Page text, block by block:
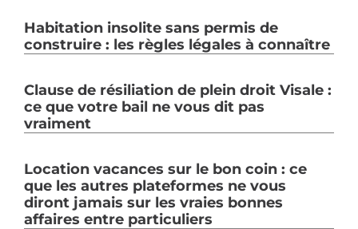
Habitation insolite sans permis de
construire : les règles légales à connaître
Clause de résiliation de plein droit Visale :
ce que votre bail ne vous dit pas
vraiment
Location vacances sur le bon coin : ce
que les autres plateformes ne vous
diront jamais sur les vraies bonnes
affaires entre particuliers